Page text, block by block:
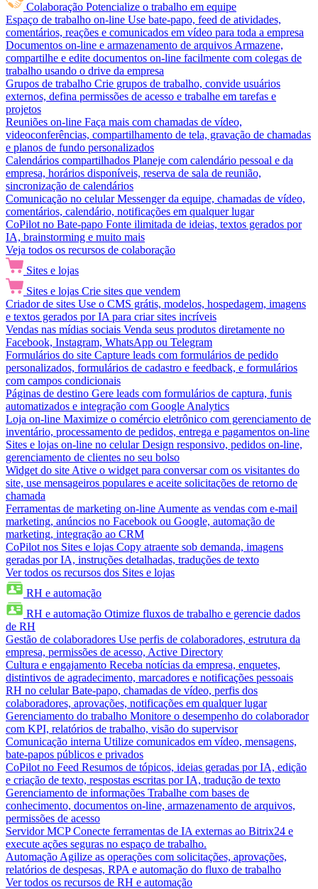
Colaboração Potencialize o trabalho em equipe
Espaço de trabalho on-line Use bate-papo, feed de atividades,
comentários, reações e comunicados em vídeo para toda a empresa
Documentos on-line e armazenamento de arquivos Armazene,
compartilhe e edite documentos on-line facilmente com colegas de
trabalho usando o drive da empresa
Grupos de trabalho Crie grupos de trabalho, convide usuários
externos, defina permissões de acesso e trabalhe em tarefas e
projetos
Reuniões on-line Faça mais com chamadas de vídeo,
videoconferências, compartilhamento de tela, gravação de chamadas
e planos de fundo personalizados
Calendários compartilhados Planeje com calendário pessoal e da
empresa, horários disponíveis, reserva de sala de reunião,
sincronização de calendários
Comunicação no celular Messenger da equipe, chamadas de vídeo,
comentários, calendário, notificações em qualquer lugar
CoPilot no Bate-papo Fonte ilimitada de ideias, textos gerados por
IA, brainstorming e muito mais
Veja todos os recursos de colaboração
Sites e lojas
Sites e lojas Crie sites que vendem
Criador de sites Use o CMS grátis, modelos, hospedagem, imagens
e textos gerados por IA para criar sites incríveis
Vendas nas mídias sociais Venda seus produtos diretamente no
Facebook, Instagram, WhatsApp ou Telegram
Formulários do site Capture leads com formulários de pedido
personalizados, formulários de cadastro e feedback, e formulários
com campos condicionais
Páginas de destino Gere leads com formulários de captura, funis
automatizados e integração com Google Analytics
Loja on-line Maximize o comércio eletrônico com gerenciamento de
inventário, processamento de pedidos, entrega e pagamentos on-line
Sites e lojas on-line no celular Design responsivo, pedidos on-line,
gerenciamento de clientes no seu bolso
Widget do site Ative o widget para conversar com os visitantes do
site, use mensageiros populares e aceite solicitações de retorno de
chamada
Ferramentas de marketing on-line Aumente as vendas com e-mail
marketing, anúncios no Facebook ou Google, automação de
marketing, integração ao CRM
CoPilot nos Sites e lojas Copy atraente sob demanda, imagens
geradas por IA, instruções detalhadas, traduções de texto
Ver todos os recursos dos Sites e lojas
RH e automação
RH e automação Otimize fluxos de trabalho e gerencie dados
de RH
Gestão de colaboradores Use perfis de colaboradores, estrutura da
empresa, permissões de acesso, Active Directory
Cultura e engajamento Receba notícias da empresa, enquetes,
distintivos de agradecimento, marcadores e notificações pessoais
RH no celular Bate-papo, chamadas de vídeo, perfis dos
colaboradores, aprovações, notificações em qualquer lugar
Gerenciamento do trabalho Monitore o desempenho do colaborador
com KPI, relatórios de trabalho, visão do supervisor
Comunicação interna Utilize comunicados em vídeo, mensagens,
bate-papos públicos e privados
CoPilot no Feed Resumos de tópicos, ideias geradas por IA, edição
e criação de texto, respostas escritas por IA, tradução de texto
Gerenciamento de informações Trabalhe com bases de
conhecimento, documentos on-line, armazenamento de arquivos,
permissões de acesso
Servidor MCP Conecte ferramentas de IA externas ao Bitrix24 e
execute ações seguras no espaço de trabalho.
Automação Agilize as operações com solicitações, aprovações,
relatórios de despesas, RPA e automação do fluxo de trabalho
Ver todos os recursos de RH e automação